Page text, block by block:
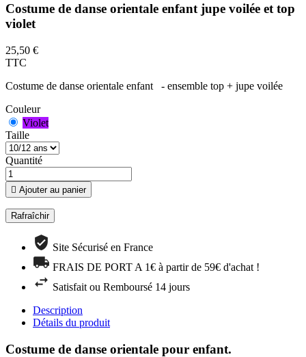
Costume de danse orientale enfant jupe voilée et top
violet
25,50 €
TTC
Costume de danse orientale enfant - ensemble top + jupe voilée
Couleur
Violet
Taille
Quantité
 Ajouter au panier
Site Sécurisé en France
FRAIS DE PORT A 1€ à partir de 59€ d'achat !
Satisfait ou Remboursé 14 jours
Description
Détails du produit
Costume de danse orientale pour enfant.